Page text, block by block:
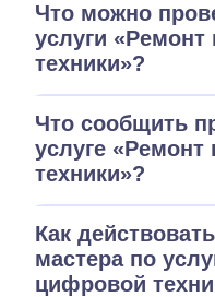
Что можно
услуги
техники»?
Что сообщить
услуге
техники»?
Как
мастера по
цифровой